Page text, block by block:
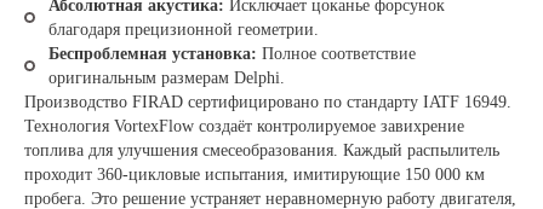
Абсолютная акустика: Исключает цоканье форсунок
благодаря прецизионной геометрии.
Беспроблемная установка: Полное соответствие
оригинальным размерам Delphi.
Производство FIRAD сертифицировано по стандарту IATF 16949.
Технология VortexFlow создаёт контролируемое завихрение
топлива для улучшения смесеобразования. Каждый распылитель
проходит 360-цикловые испытания, имитирующие 150 000 км
пробега. Это решение устраняет неравномерную работу двигателя,